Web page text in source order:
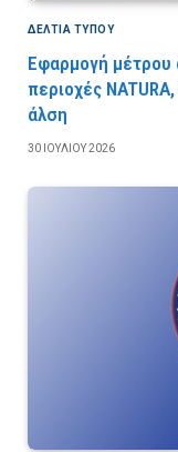
ΔΕΛΤΙΑ ΤΥΠΟΥ
Εφαρμογή μέτρου
περιοχές
άλση
30 ΙΟΥΛΊΟΥ 2026